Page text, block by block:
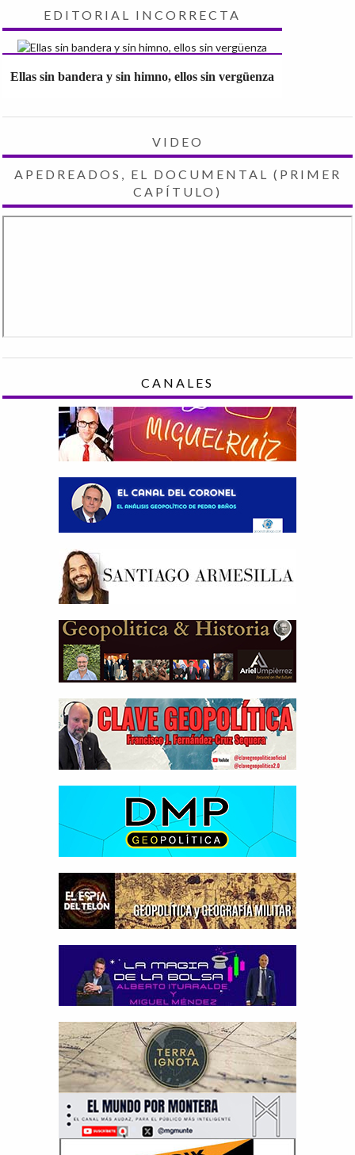
EDITORIAL INCORRECTA
Ellas sin bandera y sin himno, ellos sin vergüenza
VIDEO
APEDREADOS, EL DOCUMENTAL (PRIMER
CAPÍTULO)
CANALES